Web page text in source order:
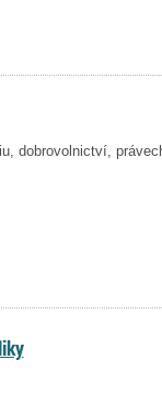
dobrovolnictví,